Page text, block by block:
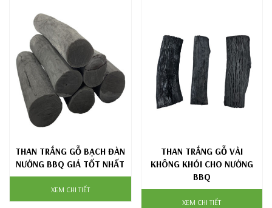
THAN TRẮNG GỖ BẠCH ĐÀN
NƯỚNG BBQ GIÁ TỐT NHẤT
XEM CHI TIẾT
THAN TRẮNG GỖ VẢI
KHÔNG KHÓI CHO NƯỚNG
BBQ
XEM CHI TIẾT